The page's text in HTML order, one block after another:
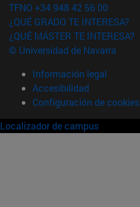
TFNO +34 948 42 56 00
¿QUÉ GRADO TE INTERESA?
¿QUÉ MÁSTER TE INTERESA?
© Universidad de Navarra
Información legal
Accesibilidad
Configuración de cookies
Localizador de campus